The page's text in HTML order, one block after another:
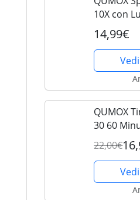
10X con
da
LED, 3
Touch
C – Rosa
14,99€
QUMOX
30 60
Digitale
Sensore di
Modalità
Volume,
22,00€